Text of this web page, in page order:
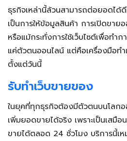
ธุรกิจเหล่านี้ล้วนสามารถต่อยอดได้ดี
เป็นการให้ข้อมูลสินค้า การเปิดขาย
หรือแม้กระทั่งการใช้เว็บไซต์เพื่อทำก
แค่ตัวตนออนไลน์ แต่คือเครื่องมือท
ตั้งแต่วันนี้
รับทำเว็บขายของ
ในยุคที่ทุกธุรกิจต้องมีตัวตนบนโลกอ
เพิ่มยอดขายได้จริง เพราะเป็นเสมื
ขายได้ตลอด 24 ชั่วโมง บริการนี้เห